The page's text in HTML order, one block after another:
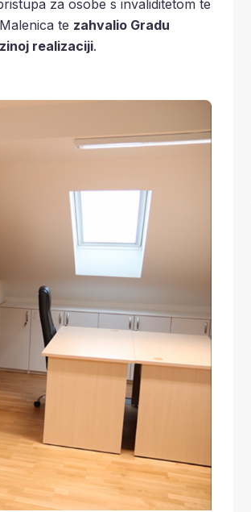
za osobe s invaliditetom te
te zahvalio Gradu
realizaciji.